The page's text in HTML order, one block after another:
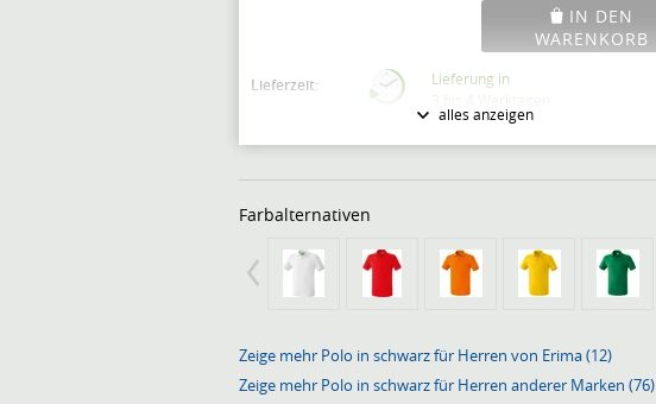
IN DEN
WARENKORB
Lieferzeit:
Lieferung in
3 bis 4 Werktagen
31950
Modellnummer:
alles anzeigen
Farbalternativen
Zeige mehr Polo in schwarz für Herren von Erima (12)
Zeige mehr Polo in schwarz für Herren anderer Marken (76)